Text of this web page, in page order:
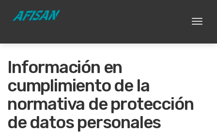
Toggle
Información en
cumplimiento de la
normativa de protección
de datos personales